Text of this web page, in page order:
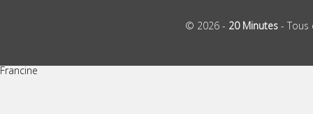
© 2026 - 20 Minutes -
Francine